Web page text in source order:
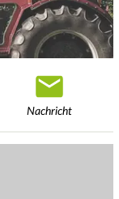
Nachricht